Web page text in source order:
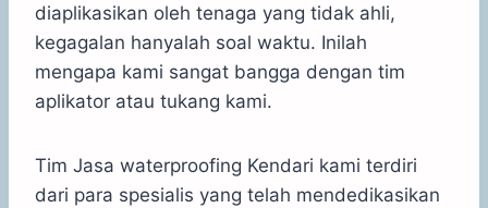
diaplikasikan oleh tenaga yang tidak ahli,
kegagalan hanyalah soal waktu. Inilah
mengapa kami sangat bangga dengan tim
aplikator atau tukang kami.
Tim Jasa waterproofing Kendari kami terdiri
dari para spesialis yang telah mendedikasikan